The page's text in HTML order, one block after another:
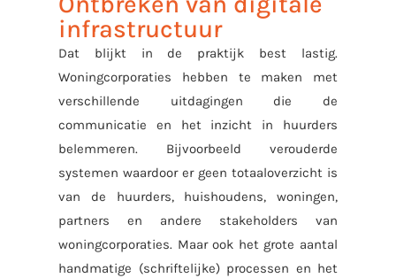
infrastructuur
Dat blijkt in de praktijk best lastig.
Woningcorporaties hebben te maken met
verschillende uitdagingen die de
communicatie en het inzicht in huurders
belemmeren. Bijvoorbeeld verouderde
systemen waardoor er geen totaaloverzicht is
van de huurders, huishoudens, woningen,
partners en andere stakeholders van
woningcorporaties. Maar ook het grote aantal
handmatige (schriftelijke) processen en het